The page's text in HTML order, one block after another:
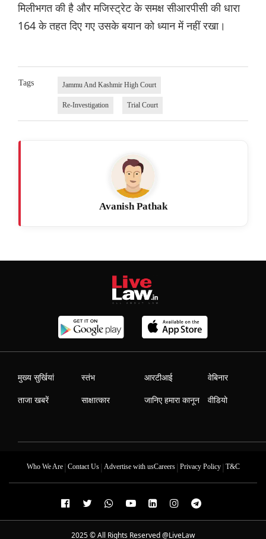
मिलीभगत की है और मजिस्ट्रेट के समक्ष सीआरपीसी की धारा
164 के तहत दिए गए उसके बयान को ध्यान में नहीं रखा।
Tags Jammu And Kashmir High Court
Re-Investigation Trial Court
Avanish Pathak
मुख्य सुर्खियां
ताजा खबरें
स्तंभ
साक्षात्कार
आरटीआई
जानिए हमारा कानून
वेबिनार
वीडियो
Who We Are| Contact Us| Advertise with usCareers| Privacy Policy| T&C
2025 © All Rights Reserved @LiveLaw